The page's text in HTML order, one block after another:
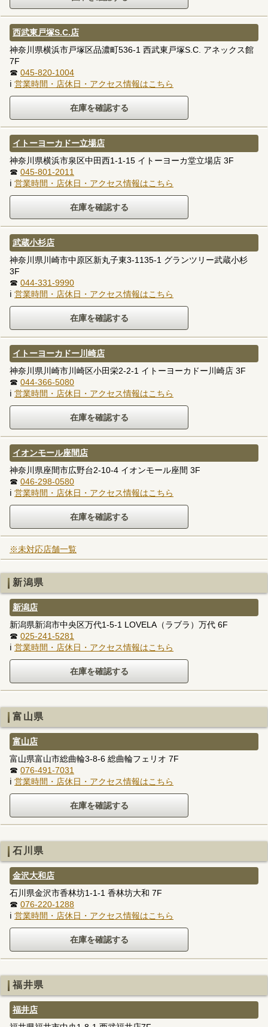
西武東戸塚S.C.店
神奈川県横浜市戸塚区品濃町536-1 西武東戸塚S.C. アネックス館
7F
☎ 045-820-1004
ℹ 営業時間・店休日・アクセス情報はこちら
イトーヨーカドー立場店
神奈川県横浜市泉区中田西1-1-15 イトーヨーカ堂立場店 3F
☎ 045-801-2011
ℹ 営業時間・店休日・アクセス情報はこちら
武蔵小杉店
神奈川県川崎市中原区新丸子東3-1135-1 グランツリー武蔵小杉
3F
☎ 044-331-9990
ℹ 営業時間・店休日・アクセス情報はこちら
イトーヨーカドー川崎店
神奈川県川崎市川崎区小田栄2-2-1 イトーヨーカドー川崎店 3F
☎ 044-366-5080
ℹ 営業時間・店休日・アクセス情報はこちら
イオンモール座間店
神奈川県座間市広野台2-10-4 イオンモール座間 3F
☎ 046-298-0580
ℹ 営業時間・店休日・アクセス情報はこちら
※未対応店舗一覧
新潟県
新潟店
新潟県新潟市中央区万代1-5-1 LOVELA（ラブラ）万代 6F
☎ 025-241-5281
ℹ 営業時間・店休日・アクセス情報はこちら
富山県
富山店
富山県富山市総曲輪3-8-6 総曲輪フェリオ 7F
☎ 076-491-7031
ℹ 営業時間・店休日・アクセス情報はこちら
石川県
金沢大和店
石川県金沢市香林坊1-1-1 香林坊大和 7F
☎ 076-220-1288
ℹ 営業時間・店休日・アクセス情報はこちら
福井県
福井店